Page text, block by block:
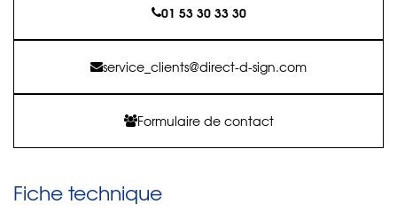
01 53 30 33 30
service_clients@direct-d-sign.com
Formulaire de contact
Fiche technique